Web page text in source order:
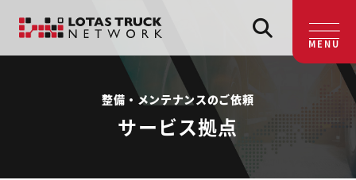
MENU
整備・メンテナンスのご依頼
サービス拠点